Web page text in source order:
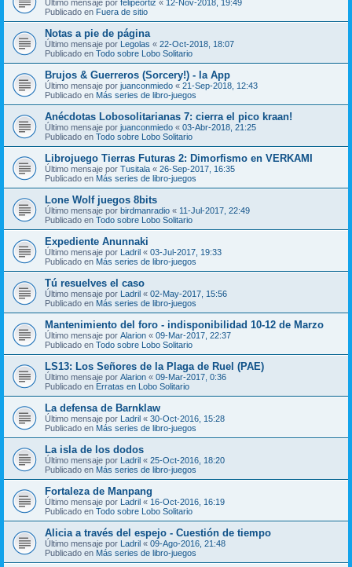
Último mensaje por felipeortiz « 12-Nov-2018, 19:49
Publicado en Fuera de sitio
Notas a pie de página
Último mensaje por Legolas « 22-Oct-2018, 18:07
Publicado en Todo sobre Lobo Solitario
Brujos & Guerreros (Sorcery!) - la App
Último mensaje por juanconmiedo « 21-Sep-2018, 12:43
Publicado en Más series de libro-juegos
Anécdotas Lobosolitarianas 7: cierra el pico kraan!
Último mensaje por juanconmiedo « 03-Abr-2018, 21:25
Publicado en Todo sobre Lobo Solitario
Librojuego Tierras Futuras 2: Dimorfismo en VERKAMI
Último mensaje por Tusitala « 26-Sep-2017, 16:35
Publicado en Más series de libro-juegos
Lone Wolf juegos 8bits
Último mensaje por birdmanradio « 11-Jul-2017, 22:49
Publicado en Todo sobre Lobo Solitario
Expediente Anunnaki
Último mensaje por Ladril « 03-Jul-2017, 19:33
Publicado en Más series de libro-juegos
Tú resuelves el caso
Último mensaje por Ladril « 02-May-2017, 15:56
Publicado en Más series de libro-juegos
Mantenimiento del foro - indisponibilidad 10-12 de Marzo
Último mensaje por Alarion « 09-Mar-2017, 22:37
Publicado en Todo sobre Lobo Solitario
LS13: Los Señores de la Plaga de Ruel (PAE)
Último mensaje por Alarion « 09-Mar-2017, 0:36
Publicado en Erratas en Lobo Solitario
La defensa de Barnklaw
Último mensaje por Ladril « 30-Oct-2016, 15:28
Publicado en Más series de libro-juegos
La isla de los dodos
Último mensaje por Ladril « 25-Oct-2016, 18:20
Publicado en Más series de libro-juegos
Fortaleza de Manpang
Último mensaje por Ladril « 16-Oct-2016, 16:19
Publicado en Todo sobre Lobo Solitario
Alicia a través del espejo - Cuestión de tiempo
Último mensaje por Ladril « 09-Ago-2016, 21:48
Publicado en Más series de libro-juegos